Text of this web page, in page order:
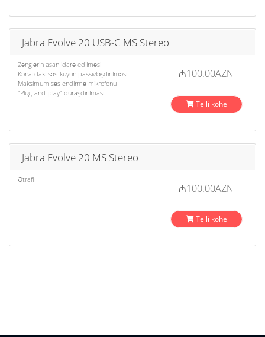
Jabra Evolve 20 USB-C MS Stereo
Zənglərin asan idarə edilməsi
Kənardakı səs-küyün passivləşdirilməsi
Maksimum səs endirmə mikrofonu
"Plug-and-play" quraşdırılması
₼100.00AZN
Telli kohe
Jabra Evolve 20 MS Stereo
Ətraflı
₼100.00AZN
Telli kohe